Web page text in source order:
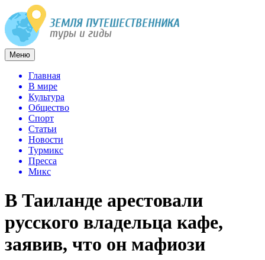
Меню
Главная
В мире
Культура
Общество
Спорт
Статьи
Новости
Турмикс
Пресса
Микс
В Таиланде арестовали
русского владельца кафе,
заявив, что он мафиози